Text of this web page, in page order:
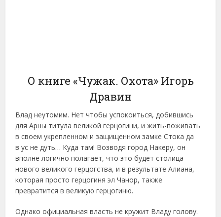
О книге «Чужак. Охота» Игорь
Дравин
Влад неутомим. Нет чтобы успокоиться, добившись
для Арны титула великой герцогини, и жить-поживать
в своем укрепленном и защищенном замке Стока да
в ус не дуть… Куда там! Возводя город Накеру, он
вполне логично полагает, что это будет столица
нового великого герцогства, и в результате Алиана,
которая просто герцогиня эл Чанор, также
превратится в великую герцогиню.
Однако официальная власть не кружит Владу голову.